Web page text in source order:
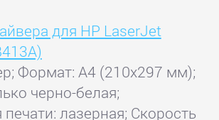
для HP LaserJet
Формат: A4 (210x297 мм);
черно-белая;
печати: лазерная; Скорость